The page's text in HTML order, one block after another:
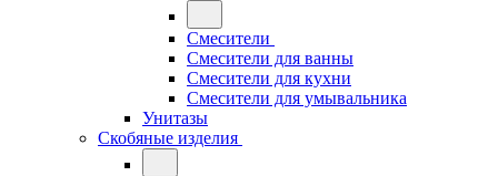
Смесители
Смесители для ванны
Смесители для кухни
Смесители для умывальника
Унитазы
Скобяные изделия